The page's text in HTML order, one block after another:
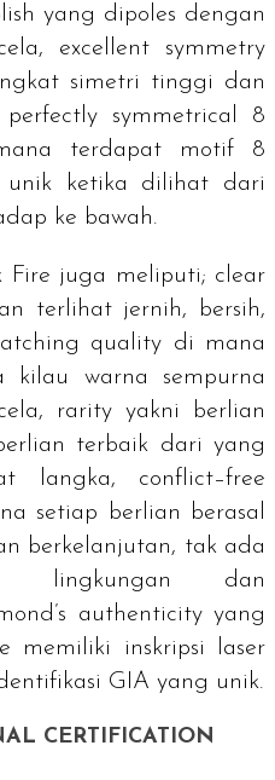
yang dipoles dengan
excellent symmetry
simetri tinggi dan
perfectly symmetrical 8
terdapat motif 8
unik ketika dilihat dari
ke bawah.
Fire juga meliputi; clear
terlihat jernih, bersih,
quality di mana
kilau warna sempurna
rarity yakni berlian
terbaik dari yang
langka, conflict–free
setiap berlian berasal
berkelanjutan, tak ada
lingkungan dan
authenticity yang
memiliki inskripsi laser
GIA yang unik.
CERTIFICATION